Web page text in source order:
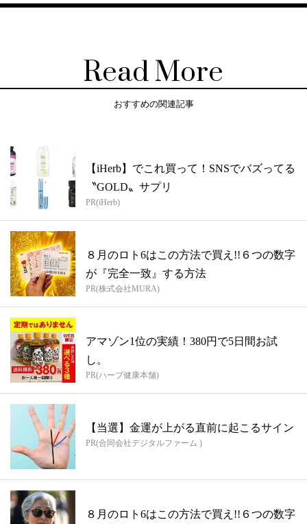
Read More
おすすめの関連記事
【iHerb】でこれ買って！SNSでバズってる
〝GOLD〟サプリ
PR(iHerb)
８月のロト6はこの方法で買え!!６つの数字
が『完全一致』する方法
PR(株式会社MURA)
アマゾン1位の実績！380円で5日間お試
し。
PR(ハーブ健康本舗)
【当選】金運が上がる直前に起こるサイン
PR(合同会社デジタルファーム )
８月のロト6はこの方法で買え!!６つの数字